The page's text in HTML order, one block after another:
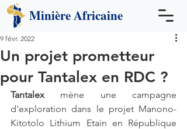
MinièreAfricaine
Un projet prometteur
pour Tantalex en RDC ?
9 févr. 2022
Tantalex mène une campagne
d'exploration dans le projet Manono-
Kitotolo Lithium Etain en République